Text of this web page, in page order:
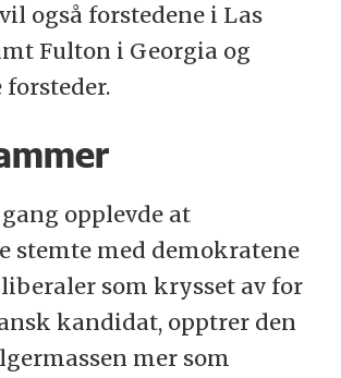
også forstedene i Las
Fulton i Georgia og
opplevde at
stemte med demokratene
som krysset av for
kandidat, opptrer den
mer som